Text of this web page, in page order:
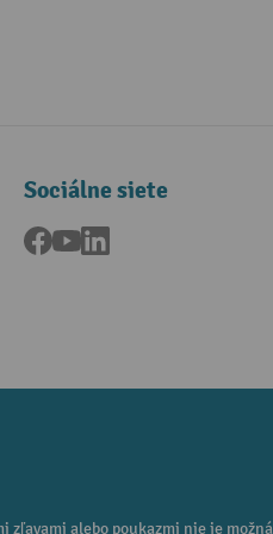
Sociálne siete
Facebook
YouTube
zľavami alebo poukazmi nie je